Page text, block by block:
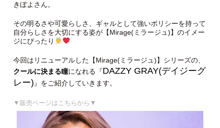
きぽよさん。
その明るさや可愛らしさ、ギャルとして強いポリシーを持って
自分らしさを大切にする姿が【Mirage(ミラージュ)】のイメー
ジにぴったり
今回はリニューアルした【Mirage(ミラージュ)】シリーズの、
クールに決まる瞳になれる『DAZZY GRAY(デイジーグ
レー) 』をご紹介していきます。
▼販売ページはこちらから▼